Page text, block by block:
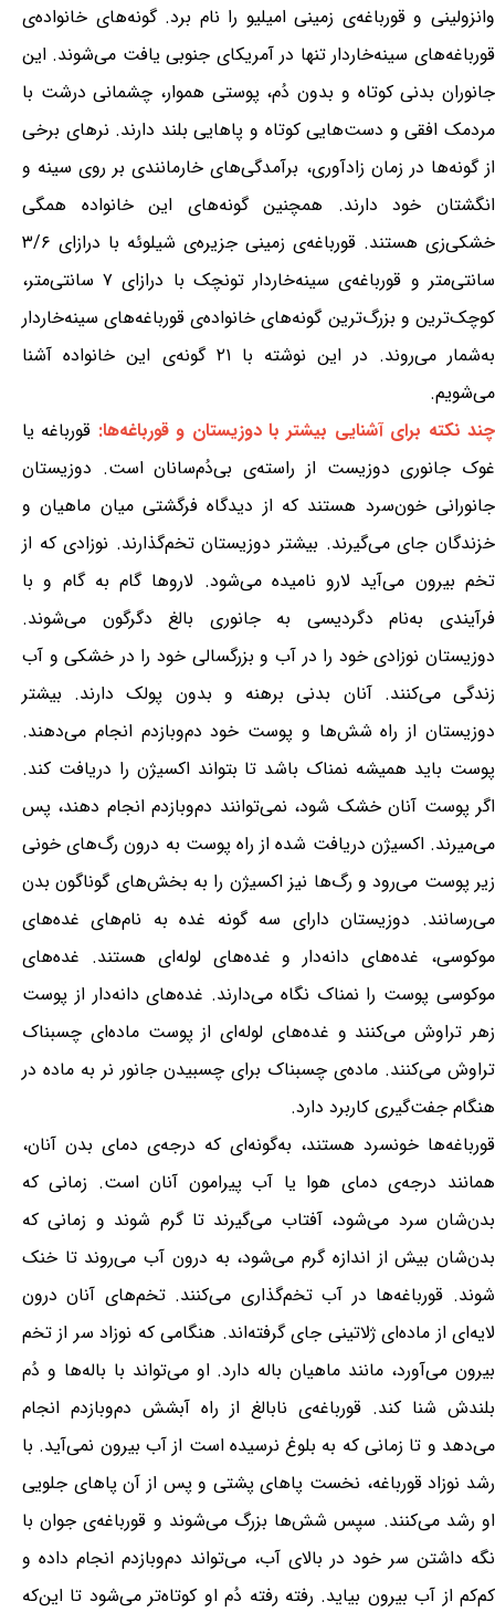
وانزولینی و قورباغه‌ی زمینی امیلیو را نام برد. گونه‌های خانواده‌ی
قورباغه‌های سینه‌خاردار تنها در آمریکای جنوبی یافت می‌شوند. این
جانوران بدنی کوتاه و بدون دُم، پوستی هموار، چشمانی درشت با
مردمک افقی و دست‌هایی کوتاه و پاهایی بلند دارند. نرهای برخی
از گونه‌ها در زمان زادآوری، برآمدگی‌های خارمانندی بر روی سینه و
انگشتان خود دارند. همچنین گونه‌های این خانواده همگی
خشکی‌زی هستند. قورباغه‌ی زمینی جزیره‌ی شیلوئه با درازای ۳/۶
سانتی‌متر و قورباغه‌ی سینه‌خاردار تونچک با درازای ۷ سانتی‌متر،
کوچک‌ترین و بزرگ‌ترین گونه‌های خانواده‌ی قورباغه‌های سینه‌خاردار
به‌شمار می‌روند. در این نوشته با ۲۱ گونه‌ی این خانواده آشنا
می‌شویم.
چند نکته برای آشنایی بیشتر با دوزیستان و قورباغه‌ها: قورباغه یا
غوک جانوری دوزیست از راسته‌ی بی‌دُم‌سانان است. دوزیستان
جانورانی خون‌سرد هستند که از دیدگاه فرگشتی میان ماهیان و
خزندگان جای می‌گیرند. بیشتر دوزیستان تخم‌گذارند. نوزادی که از
تخم بیرون می‌آید لارو نامیده می‌شود. لاروها گام به گام و با
فرآیندی به‌نام دگردیسی به جانوری بالغ دگرگون می‌شوند.
دوزیستان نوزادی خود را در آب و بزرگسالی خود را در خشکی و آب
زندگی می‌کنند. آنان بدنی برهنه و بدون پولک دارند. بیشتر
دوزیستان از راه شش‌ها و پوست خود دم‌وبازدم انجام می‌دهند.
پوست باید همیشه نمناک باشد تا بتواند اکسیژن را دریافت کند.
اگر پوست آنان خشک شود، نمی‌توانند دم‌وبازدم انجام دهند، پس
می‌میرند. اکسیژن دریافت شده از راه پوست به درون رگ‌های خونی
زیر پوست می‌رود و رگ‌ها نیز اکسیژن را به بخش‌های گوناگون بدن
می‌رسانند. دوزیستان دارای سه گونه غده به نام‌های غده‌های
موکوسی، غده‌های دانه‌دار و غده‌های لوله‌ای هستند. غده‌های
موکوسی پوست را نمناک نگاه می‌دارند. غده‌های دانه‌دار از پوست
زهر تراوش می‌کنند و غده‌های لوله‌ای از پوست ماده‌ای چسبناک
تراوش می‌کنند. ماده‌ی چسبناک برای چسبیدن جانور نر به ماده در
هنگام جفت‌گیری کاربرد دارد.
قورباغه‌ها خونسرد هستند، به‌گونه‌ای که درجه‌ی دمای بدن آنان،
همانند درجه‌ی دمای هوا یا آب پیرامون آنان است. زمانی که
بدن‌شان سرد می‌شود، آفتاب می‌گیرند تا گرم شوند و زمانی که
بدن‌شان بیش از اندازه گرم می‌شود، به درون آب می‌روند تا خنک
شوند. قورباغه‌ها در آب تخم‌گذاری می‌کنند. تخم‌های آنان درون
لایه‌ای از ماده‌ای ژلاتینی جای گرفته‌اند. هنگامی که نوزاد سر از تخم
بیرون می‌آورد، مانند ماهیان باله دارد. او می‌تواند با باله‌ها و دُم
بلندش شنا کند. قورباغه‌ی نابالغ از راه آبشش دم‌وبازدم انجام
می‌دهد و تا زمانی که به بلوغ نرسیده است از آب بیرون نمی‌آید. با
رشد نوزاد قورباغه، نخست پاهای پشتی و پس از آن پاهای جلویی
او رشد می‌کنند. سپس شش‌ها بزرگ می‌شوند و قورباغه‌ی جوان با
نگه داشتن سر خود در بالای آب، می‌تواند دم‌وبازدم انجام داده و
کم‌کم از آب بیرون بیاید. رفته رفته دُم او کوتاه‌تر می‌شود تا این‌که